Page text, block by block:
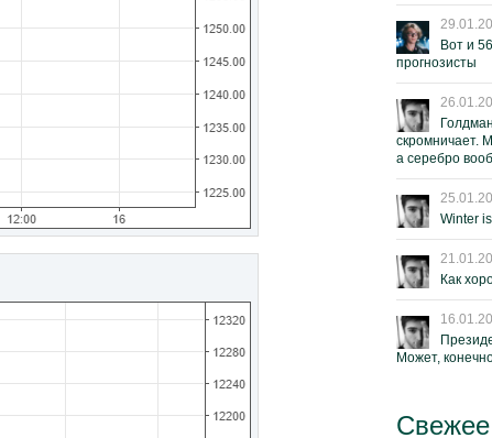
Вот и
прогнозисты
скромничает.
а серебро
Winter
Как
Может,
Свежее